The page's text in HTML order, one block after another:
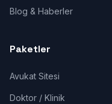
Blog & Haberler
Paketler
Avukat Sitesi
Doktor / Klinik